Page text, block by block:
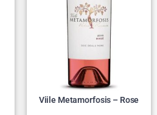
Viile Metamorfosis – Rose